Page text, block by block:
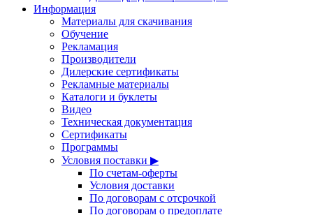
Информация
Материалы для скачивания
Обучение
Рекламация
Производители
Дилерские сертификаты
Рекламные материалы
Каталоги и буклеты
Видео
Техническая документация
Сертификаты
Программы
Условия поставки ▶
По счетам-оферты
Условия доставки
По договорам с отсрочкой
По договорам о предоплате